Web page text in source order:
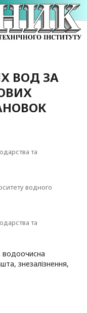
ВОД ЗА
та
водного
та
водоочисна
знезалізнення,